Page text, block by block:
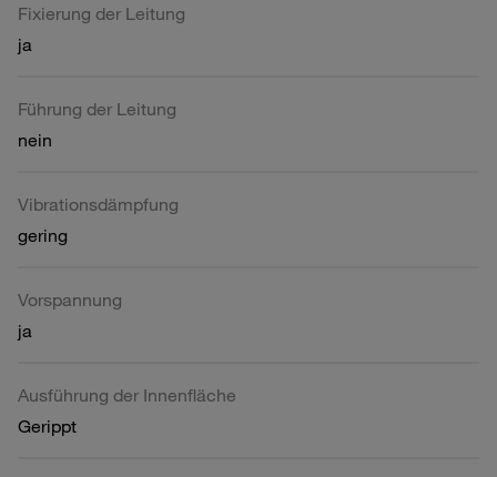
Fixierung der Leitung
ja
Führung der Leitung
nein
Vibrationsdämpfung
gering
Vorspannung
ja
Ausführung der Innenfläche
Gerippt